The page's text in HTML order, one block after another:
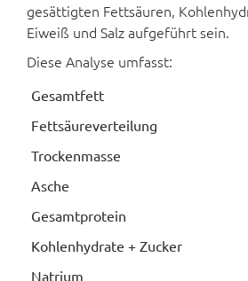
gesättigten Fettsäuren,
Eiweiß und Salz aufgeführt sein.
Diese Analyse umfasst:
Gesamtfett
Fettsäureverteilung
Trockenmasse
Asche
Gesamtprotein
Kohlenhydrate + Zucker
Natrium